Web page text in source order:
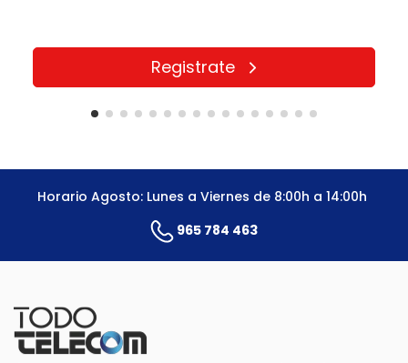
Registrate
Horario Agosto: Lunes a Viernes de 8:00h a 14:00h
965 784 463